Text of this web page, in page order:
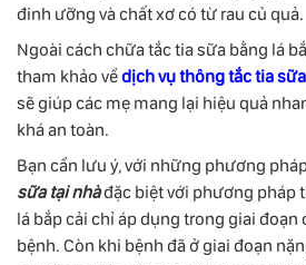
đinh ưỡng và chất xơ có từ rau củ quả.
Ngoài cách chữa tắc tia sữa bằng lá
tham khảo vềdịch vụ thông tắc tia
sẽ giúp các mẹ mang lại hiệu quả
khá an toàn.
Bạn cần lưu ý, với những phương
sữa tại nhàđặc biệt với phương pháp
lá bắp cải chỉ áp dụng trong giai đoạn
bệnh. Còn khi bệnh đã ở giai đoạn